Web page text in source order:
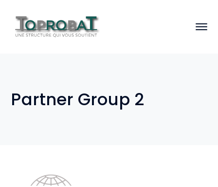
Partner Group 2